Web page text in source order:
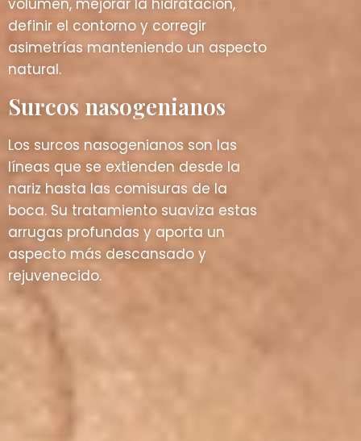
volumen, mejorar la hidratación,
definir el contorno y corregir
asimetrías manteniendo un aspecto
natural.
Surcos nasogenianos
Los surcos nasogenianos son las
líneas que se extienden desde la
nariz hasta las comisuras de la
boca. Su tratamiento suaviza estas
arrugas profundas y aporta un
aspecto más descansado y
rejuvenecido.